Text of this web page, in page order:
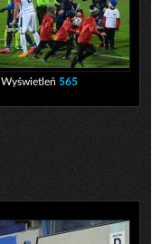
Wyświetleń 565